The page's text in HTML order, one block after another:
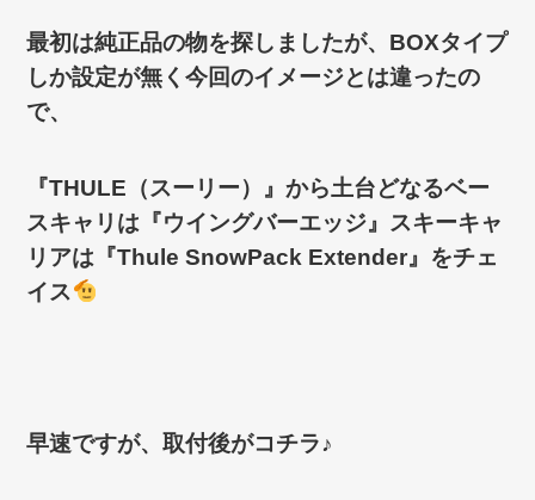
最初は純正品の物を探しましたが、BOXタイプ
しか設定が無く今回のイメージとは違ったの
で、
『THULE（スーリー）』から土台どなるベー
スキャリは『ウイングバーエッジ』 スキーキャ
リアは『Thule SnowPack Extender』をチェ
イス
早速ですが、取付後がコチラ♪